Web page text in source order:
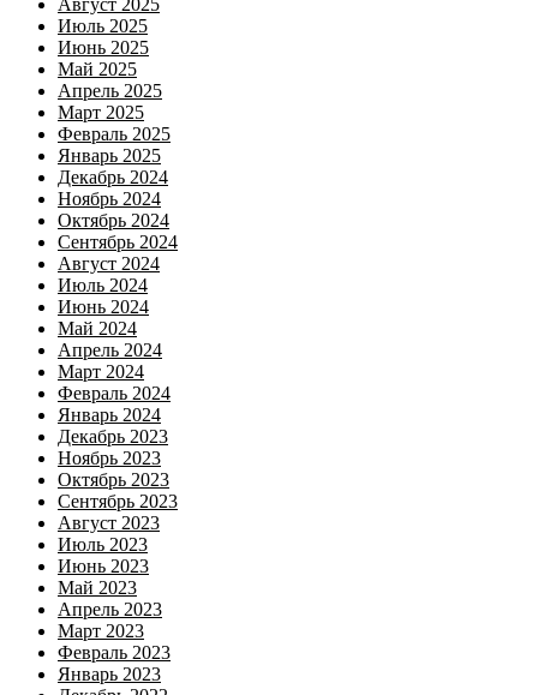
Июль 2025
Июнь 2025
Май 2025
Апрель 2025
Март 2025
Февраль 2025
Январь 2025
Декабрь 2024
Ноябрь 2024
Октябрь 2024
Сентябрь 2024
Август 2024
Июль 2024
Июнь 2024
Май 2024
Апрель 2024
Март 2024
Февраль 2024
Январь 2024
Декабрь 2023
Ноябрь 2023
Октябрь 2023
Сентябрь 2023
Август 2023
Июль 2023
Июнь 2023
Май 2023
Апрель 2023
Март 2023
Февраль 2023
Январь 2023